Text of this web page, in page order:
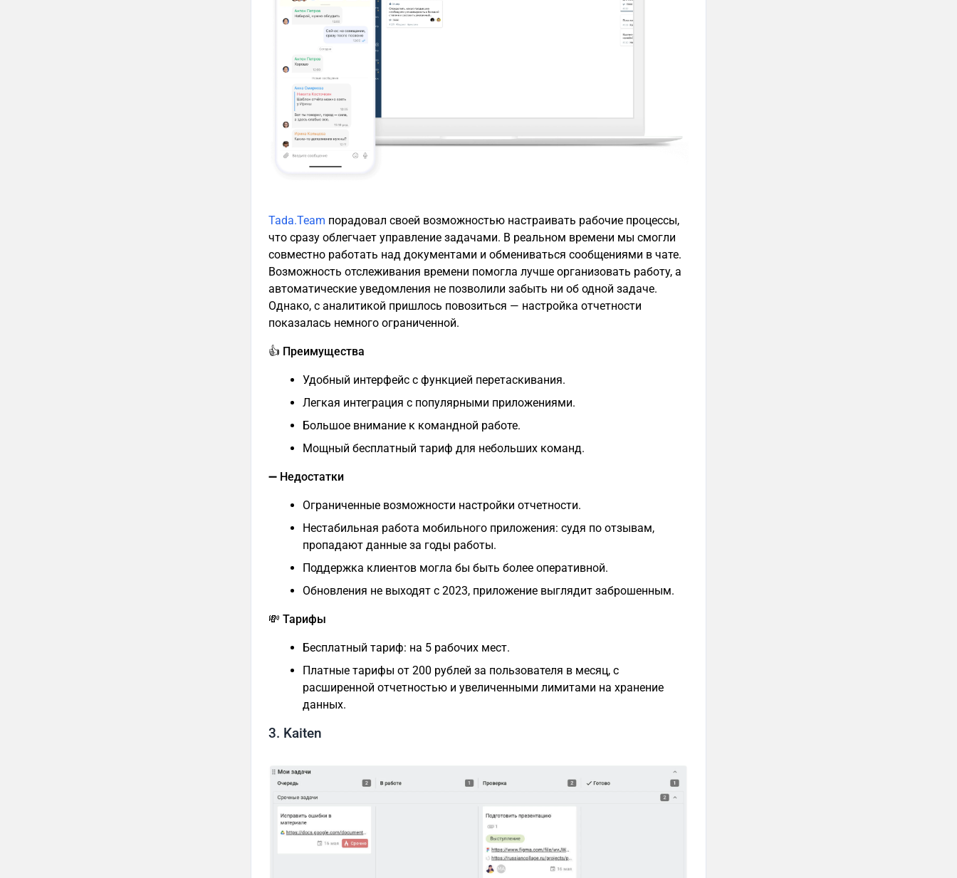
Tada.Team порадовал своей возможностью настраивать рабочие процессы,
что сразу облегчает управление задачами. В реальном времени мы смогли
совместно работать над документами и обмениваться сообщениями в чате.
Возможность отслеживания времени помогла лучше организовать работу, а
автоматические уведомления не позволили забыть ни об одной задаче.
Однако, с аналитикой пришлось повозиться — настройка отчетности
показалась немного ограниченной.
👍 Преимущества
Удобный интерфейс с функцией перетаскивания.
Легкая интеграция с популярными приложениями.
Большое внимание к командной работе.
Мощный бесплатный тариф для небольших команд.
➖ Недостатки
Ограниченные возможности настройки отчетности.
Нестабильная работа мобильного приложения: судя по отзывам,
пропадают данные за годы работы.
Поддержка клиентов могла бы быть более оперативной.
Обновления не выходят с 2023, приложение выглядит заброшенным.
💸 Тарифы
Бесплатный тариф: на 5 рабочих мест.
Платные тарифы от 200 рублей за пользователя в месяц, с
расширенной отчетностью и увеличенными лимитами на хранение
данных.
3. Kaiten